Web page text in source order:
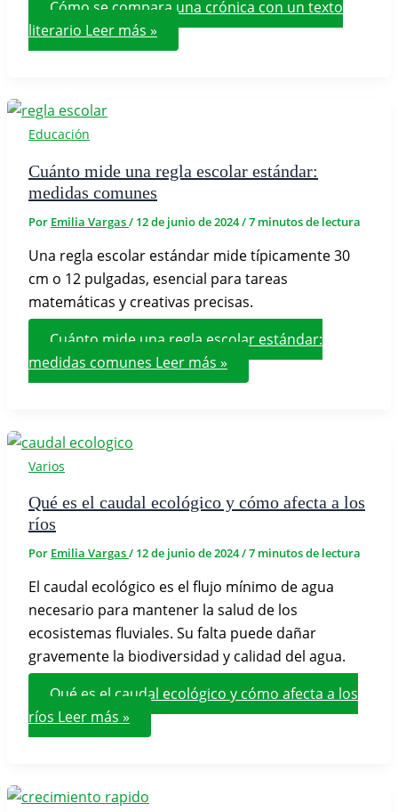
Cómo se compara una crónica con un texto
literario Leer más »
Educación
Cuánto mide una regla escolar estándar:
medidas comunes
Por Emilia Vargas/ 12 de junio de 2024/7 minutos de lectura
Una regla escolar estándar mide típicamente 30
cm o 12 pulgadas, esencial para tareas
matemáticas y creativas precisas.
Cuánto mide una regla escolar estándar:
medidas comunes Leer más »
Varios
Qué es el caudal ecológico y cómo afecta a los
ríos
Por Emilia Vargas/ 12 de junio de 2024/7 minutos de lectura
El caudal ecológico es el flujo mínimo de agua
necesario para mantener la salud de los
ecosistemas fluviales. Su falta puede dañar
gravemente la biodiversidad y calidad del agua.
Qué es el caudal ecológico y cómo afecta a los
ríos Leer más »